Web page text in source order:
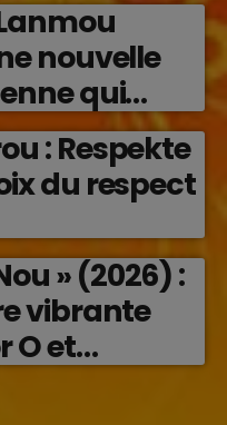
nouvelle
qui
les émotions
(2026)
: Respekte
du respect
» (2026) :
vibrante
O et